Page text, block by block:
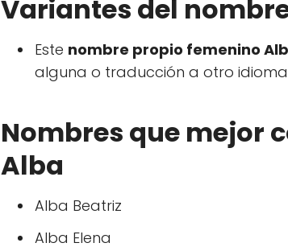
Variantes del
Este nombre propio femenino
alguna o traducción a otro
Nombres que mejor
Alba
Alba Beatriz
Alba Elena